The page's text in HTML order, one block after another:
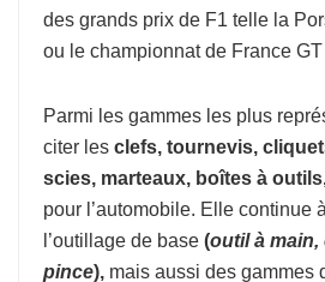
des grands prix de F1 telle la
ou le championnat de France
Parmi les gammes les plus
citer les clefs, tournevis,
scies, marteaux, boîtes à
pour l’automobile. Elle continue
l’outillage de base (outil à main,
pince), mais aussi des gammes